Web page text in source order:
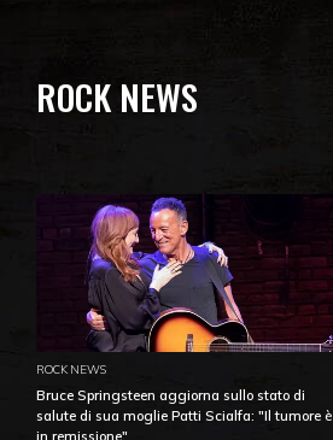
ROCK NEWS
ROCK NEWS
Bruce Springsteen aggiorna sullo stato di
salute di sua moglie Patti Scialfa: "Il tumore è
in remissione"